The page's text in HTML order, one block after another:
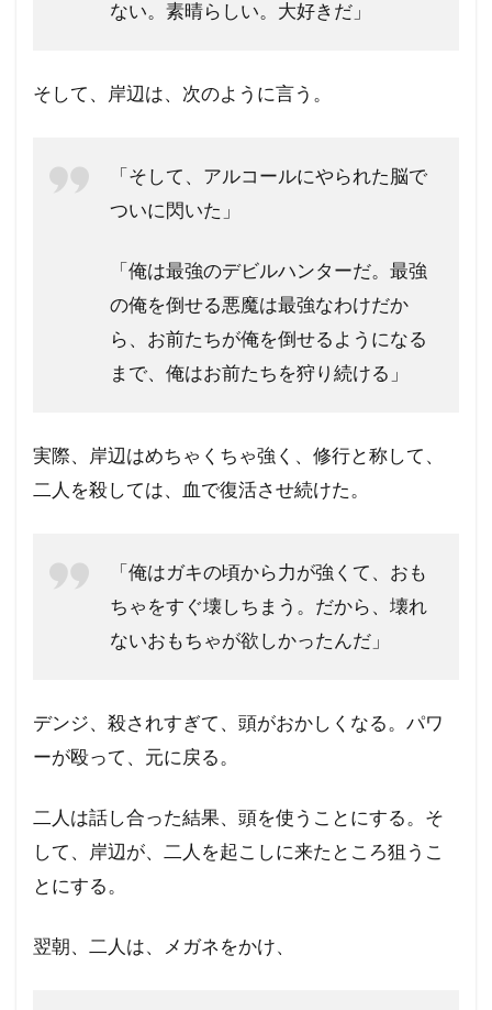
ない。素晴らしい。大好きだ」
そして、岸辺は、次のように言う。
「そして、アルコールにやられた脳で
ついに閃いた」
「俺は最強のデビルハンターだ。最強
の俺を倒せる悪魔は最強なわけだか
ら、お前たちが俺を倒せるようになる
まで、俺はお前たちを狩り続ける」
実際、岸辺はめちゃくちゃ強く、修行と称して、
二人を殺しては、血で復活させ続けた。
「俺はガキの頃から力が強くて、おも
ちゃをすぐ壊しちまう。だから、壊れ
ないおもちゃが欲しかったんだ」
デンジ、殺されすぎて、頭がおかしくなる。パワ
ーが殴って、元に戻る。
二人は話し合った結果、頭を使うことにする。そ
して、岸辺が、二人を起こしに来たところ狙うこ
とにする。
翌朝、二人は、メガネをかけ、